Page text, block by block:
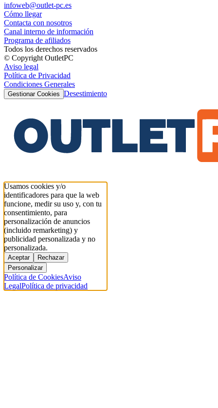
infoweb@outlet-pc.es
Cómo llegar
Contacta con nosotros
Canal interno de información
Programa de afiliados
Todos los derechos reservados
© Copyright OutletPC
Aviso legal
Política de Privacidad
Condiciones Generales
Gestionar Cookies Desestimiento
Usamos cookies y/o
identificadores para que la web
funcione, medir su uso y, con tu
consentimiento, para
personalización de anuncios
(incluido remarketing) y
publicidad personalizada y no
personalizada.
Aceptar
Rechazar
Personalizar
Política de CookiesAviso
LegalPolítica de privacidad